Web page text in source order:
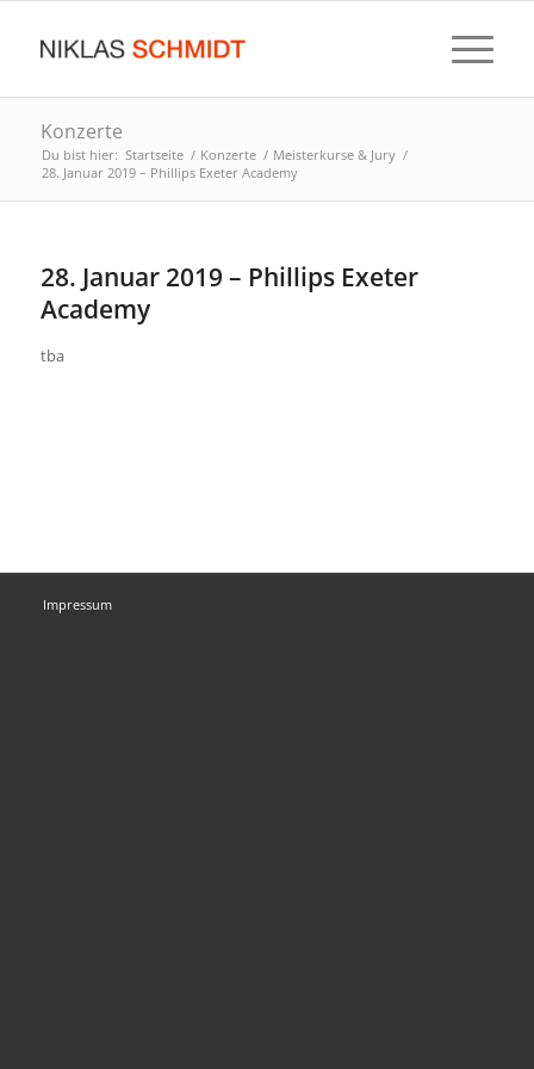
Konzerte
Du bist hier: Startseite / Konzerte / Meisterkurse & Jury /
28. Januar 2019 – Phillips Exeter Academy
28. Januar 2019 – Phillips Exeter
Academy
tba
Impressum